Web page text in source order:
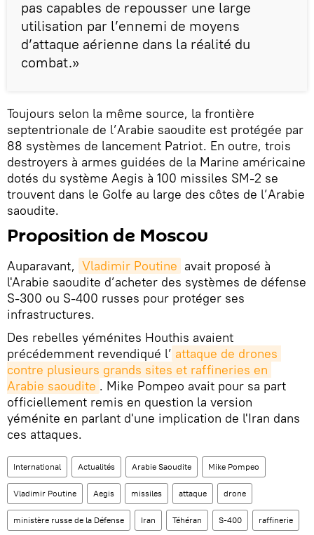
pas capables de repousser une large
utilisation par l’ennemi de moyens
d’attaque aérienne dans la réalité du
combat.»
Toujours selon la même source, la frontière
septentrionale de l’Arabie saoudite est protégée par
88 systèmes de lancement Patriot. En outre, trois
destroyers à armes guidées de la Marine américaine
dotés du système Aegis à 100 missiles SM-2 se
trouvent dans le Golfe au large des côtes de l’Arabie
saoudite.
Proposition de Moscou
Auparavant, Vladimir Poutine avait proposé à
l'Arabie saoudite d’acheter des systèmes de défense
S-300 ou S-400 russes pour protéger ses
infrastructures.
Des rebelles yéménites Houthis avaient
précédemment revendiqué l’ attaque de drones
contre plusieurs grands sites et raffineries en
Arabie saoudite . Mike Pompeo avait pour sa part
officiellement remis en question la version
yéménite en parlant d'une implication de l'Iran dans
ces attaques.
International Actualités Arabie Saoudite Mike Pompeo
Vladimir Poutine Aegis missiles attaque drone
ministère russe de la Défense Iran Téhéran S-400 raffinerie